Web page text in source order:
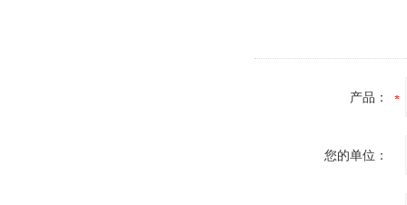
产品：
您的单位：